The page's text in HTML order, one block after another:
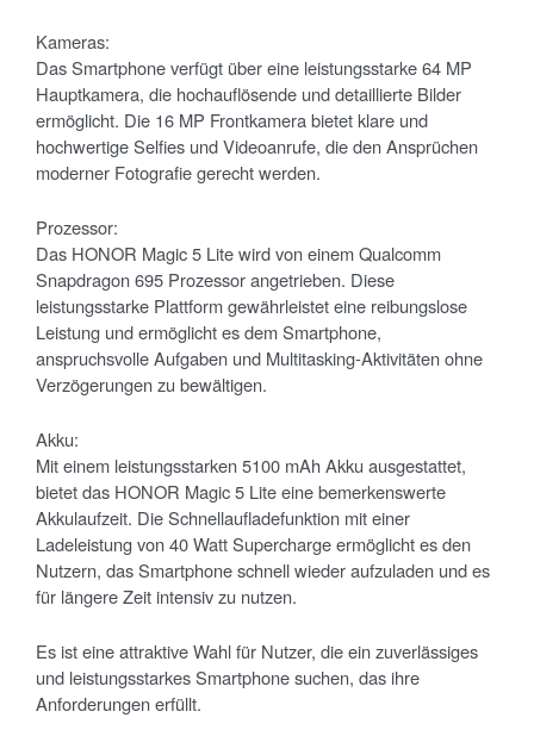
Kameras:
Das Smartphone verfügt über eine leistungsstarke 64 MP
Hauptkamera, die hochauflösende und detaillierte Bilder
ermöglicht. Die 16 MP Frontkamera bietet klare und
hochwertige Selfies und Videoanrufe, die den Ansprüchen
moderner Fotografie gerecht werden.
Prozessor:
Das HONOR Magic 5 Lite wird von einem Qualcomm
Snapdragon 695 Prozessor angetrieben. Diese
leistungsstarke Plattform gewährleistet eine reibungslose
Leistung und ermöglicht es dem Smartphone,
anspruchsvolle Aufgaben und Multitasking-Aktivitäten ohne
Verzögerungen zu bewältigen.
Akku:
Mit einem leistungsstarken 5100 mAh Akku ausgestattet,
bietet das HONOR Magic 5 Lite eine bemerkenswerte
Akkulaufzeit. Die Schnellaufladefunktion mit einer
Ladeleistung von 40 Watt Supercharge ermöglicht es den
Nutzern, das Smartphone schnell wieder aufzuladen und es
für längere Zeit intensiv zu nutzen.
Es ist eine attraktive Wahl für Nutzer, die ein zuverlässiges
und leistungsstarkes Smartphone suchen, das ihre
Anforderungen erfüllt.